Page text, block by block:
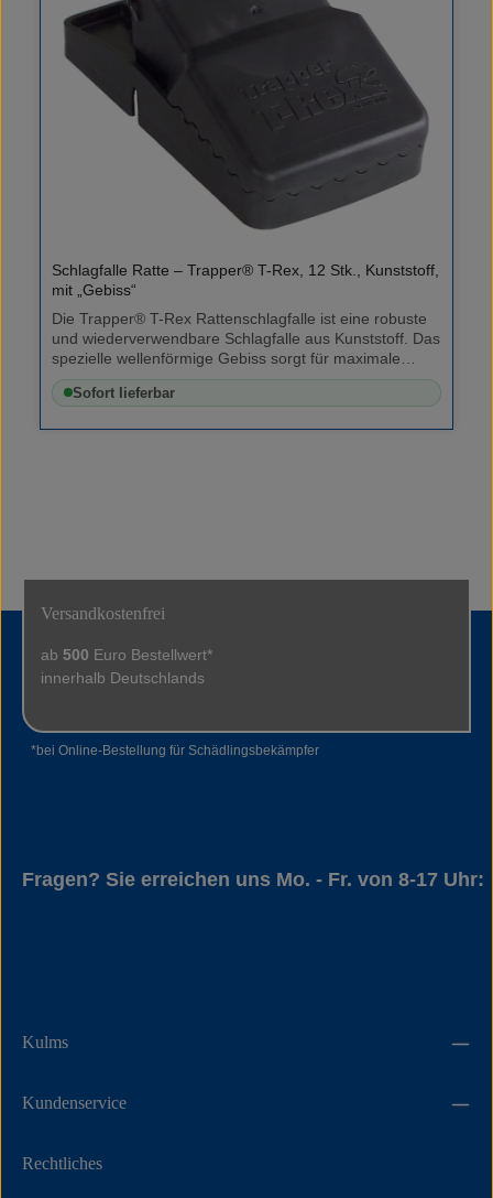
Schlagfalle Ratte – Trapper® T-Rex, 12 Stk., Kunststoff,
mit „Gebiss“
Die Trapper® T-Rex Rattenschlagfalle ist eine robuste
und wiederverwendbare Schlagfalle aus Kunststoff. Das
spezielle wellenförmige Gebiss sorgt für maximale
Schlagkraft und einen sicheren Fang. Dank der glatten
Oberflächen ist die Falle leicht zu reinigen und sofort
Aufspannmechanismus Anwendung Falle über den
Lockstoff bestücken (nicht enthalten) In Laufwegen
Innenbereiche: Kellerräume, Lagerflächen,
Produktionsbereiche Außenbereiche: Gebäudeumfeld,
Lockstoff und Köderstation sind nicht im Lieferumfang
enthalten und separat zu bestellen.
Sofort lieferbar
Fragen? Sie erreichen uns Mo. - Fr. von 8-17 Uhr:
Versandkostenfrei
ab 500 Euro Bestellwert*
innerhalb Deutschlands
*bei Online-Bestellung für Schädlingsbekämpfer
Kulms
Kundenservice
Rechtliches